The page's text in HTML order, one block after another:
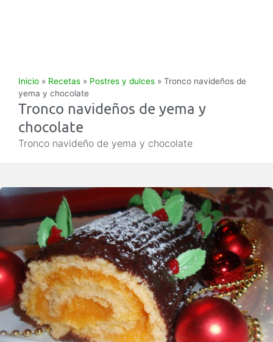
Inicio » Recetas » Postres y dulces » Tronco navideños de
yema y chocolate
Tronco navideños de yema y
chocolate
Tronco navideño de yema y chocolate